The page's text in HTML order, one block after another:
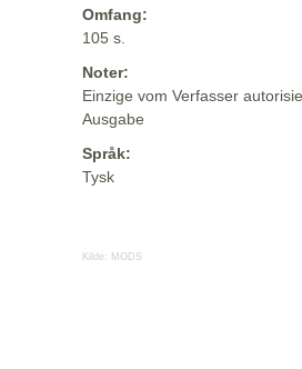
Omfang:
105 s.
Noter:
Einzige vom Verfasser
Ausgabe
Språk:
Tysk
Kilde: MODS